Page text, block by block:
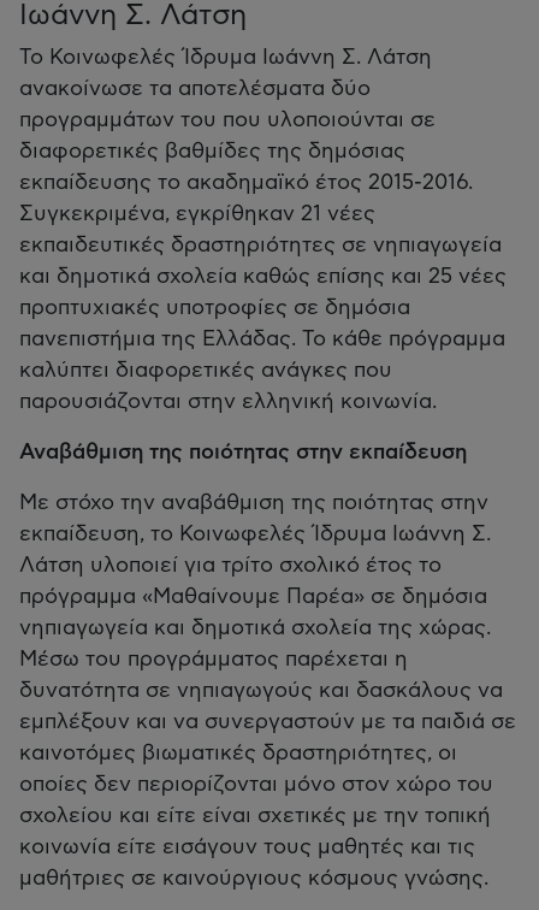
Ιωάννη Σ. Λάτση
Το Κοινωφελές Ίδρυμα Ιωάννη Σ. Λάτση
ανακοίνωσε τα αποτελέσματα δύο
προγραμμάτων του που υλοποιούνται σε
διαφορετικές βαθμίδες της δημόσιας
εκπαίδευσης το ακαδημαϊκό έτος 2015-2016.
Συγκεκριμένα, εγκρίθηκαν 21 νέες
εκπαιδευτικές δραστηριότητες σε νηπιαγωγεία
και δημοτικά σχολεία καθώς επίσης και 25 νέες
προπτυχιακές υποτροφίες σε δημόσια
πανεπιστήμια της Ελλάδας. Το κάθε πρόγραμμα
καλύπτει διαφορετικές ανάγκες που
παρουσιάζονται στην ελληνική κοινωνία.
Αναβάθμιση της ποιότητας στην εκπαίδευση
Με στόχο την αναβάθμιση της ποιότητας στην
εκπαίδευση, το Κοινωφελές Ίδρυμα Ιωάννη Σ.
Λάτση υλοποιεί για τρίτο σχολικό έτος το
πρόγραμμα «Μαθαίνουμε Παρέα» σε δημόσια
νηπιαγωγεία και δημοτικά σχολεία της χώρας.
Μέσω του προγράμματος παρέχεται η
δυνατότητα σε νηπιαγωγούς και δασκάλους να
εμπλέξουν και να συνεργαστούν με τα παιδιά σε
καινοτόμες βιωματικές δραστηριότητες, οι
οποίες δεν περιορίζονται μόνο στον χώρο του
σχολείου και είτε είναι σχετικές με την τοπική
κοινωνία είτε εισάγουν τους μαθητές και τις
μαθήτριες σε καινούργιους κόσμους γνώσης.